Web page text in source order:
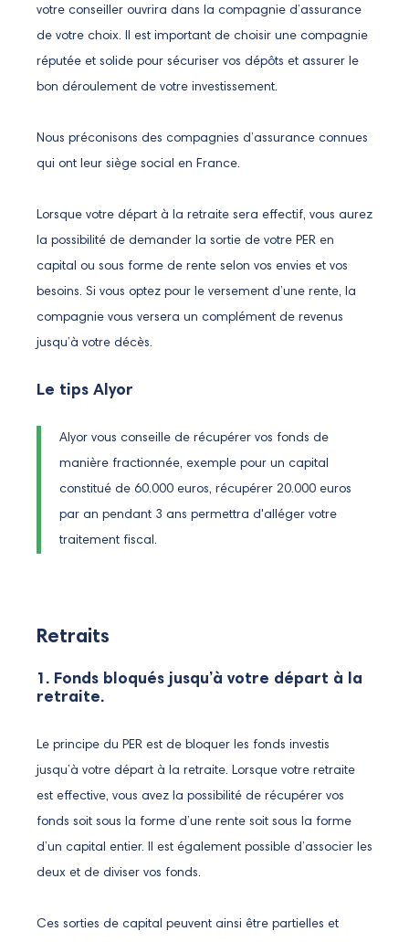
votre conseiller ouvrira dans la compagnie d’assurance
de votre choix. Il est important de choisir une compagnie
réputée et solide pour sécuriser vos dépôts et assurer le
bon déroulement de votre investissement.
Nous préconisons des compagnies d’assurance connues
qui ont leur siège social en France.
Lorsque votre départ à la retraite sera effectif, vous aurez
la possibilité de demander la sortie de votre PER en
capital ou sous forme de rente selon vos envies et vos
besoins. Si vous optez pour le versement d’une rente, la
compagnie vous versera un complément de revenus
jusqu’à votre décès.
Le tips Alyor
Alyor vous conseille de récupérer vos fonds de
manière fractionnée, exemple pour un capital
constitué de 60.000 euros, récupérer 20.000 euros
par an pendant 3 ans permettra d'alléger votre
traitement fiscal.
Retraits
1. Fonds bloqués jusqu’à votre départ à la
retraite.
Le principe du PER est de bloquer les fonds investis
jusqu’à votre départ à la retraite. Lorsque votre retraite
est effective, vous avez la possibilité de récupérer vos
fonds soit sous la forme d’une rente soit sous la forme
d’un capital entier. Il est également possible d’associer les
deux et de diviser vos fonds.
Ces sorties de capital peuvent ainsi être partielles et